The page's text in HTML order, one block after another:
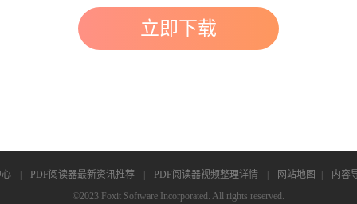
立即下载
PDF阅读器最新资讯推荐 PDF阅读器视频整理详情 网站地图 内容
©2023 Foxit Software Incorporated. All rights reserved.